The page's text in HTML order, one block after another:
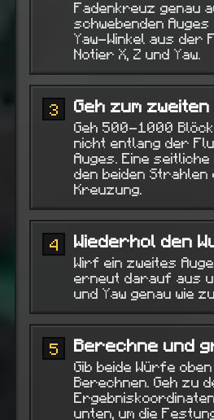
Fadenkreuz genau
schwebenden
Yaw-Winkel aus der
Notier X, Z und Yaw.
3 Geh zum
Geh 500-1000
nicht entlang der
Auges. Eine seitliche
den beiden Strahlen
Kreuzung.
4 Wiederhol den
Wirf ein zweites
erneut darauf aus
und Yaw genau wie
5 Berechne und
Gib beide Würfe
Berechnen. Geh zu
unten, um die